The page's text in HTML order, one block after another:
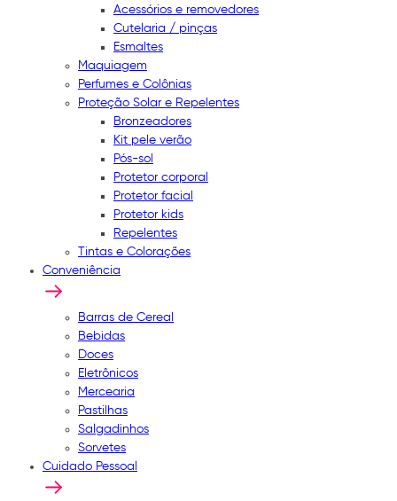
Acessórios e removedores
Cutelaria / pinças
Esmaltes
Maquiagem
Perfumes e Colônias
Proteção Solar e Repelentes
Bronzeadores
Kit pele verão
Pós-sol
Protetor corporal
Protetor facial
Protetor kids
Repelentes
Tintas e Colorações
Conveniência
Barras de Cereal
Bebidas
Doces
Eletrônicos
Mercearia
Pastilhas
Salgadinhos
Sorvetes
Cuidado Pessoal